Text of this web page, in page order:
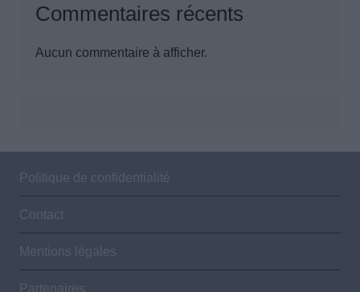
Commentaires récents
Aucun commentaire à afficher.
Politique de confidentialité
Contact
Mentions légales
Partenaires